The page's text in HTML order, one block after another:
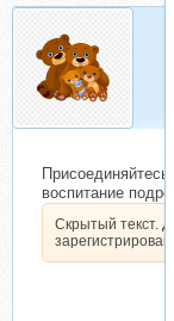
воспитание
Скрытый текст.